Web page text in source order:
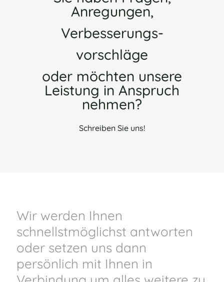
Anregungen,
Verbesserungs-
vorschläge
oder möchten unsere
Leistung in Anspruch
nehmen?
Schreiben Sie uns!
Wir werden Ihnen
schnellstmöglichst antworten
oder setzen uns dann
persönlich mit Ihnen in